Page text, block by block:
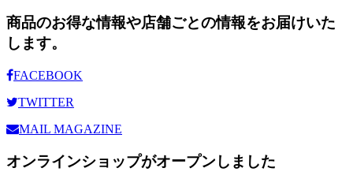
商品のお得な情報や店舗ごとの情報をお届けいた
します。
FACEBOOK
TWITTER
MAIL MAGAZINE
オンラインショップがオープンしました